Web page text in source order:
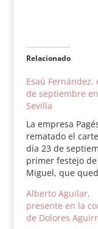
Relacionado
Esaú Fernández,
de septiembre en
Sevilla
La empresa
rematado el
día 23 de
primer festejo de
Miguel, que
completar una
de triunfadores.
esa fecha se
Alberto Aguilar,
presente en la
de Dolores